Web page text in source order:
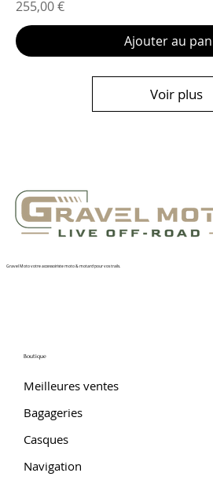
Prix
255,00 €
Ajouter au
Voir plus
Gravel Moto votre accessoiriste moto & motard pour vos trails.
Boutique
Meilleures ventes
Bagageries
Casques
Navigation